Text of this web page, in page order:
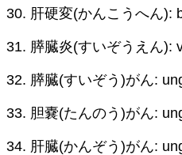
30. 肝硬変(かんこうへん):
31. 膵臓炎(すいぞうえん):
32. 膵臓(すいぞう)がん:
33. 胆嚢(たんのう)がん:
34. 肝臓(かんぞう)がん: